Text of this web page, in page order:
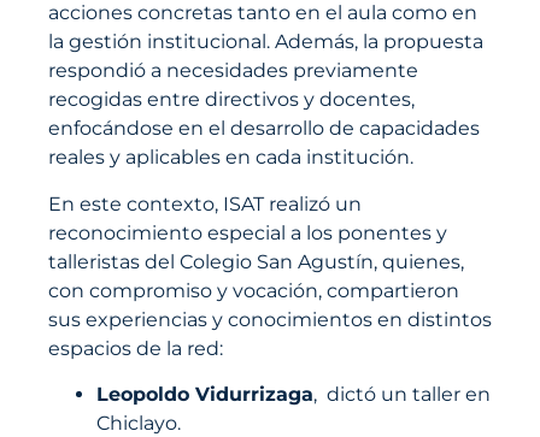
acciones concretas tanto en el aula como en
la gestión institucional. Además, la propuesta
respondió a necesidades previamente
recogidas entre directivos y docentes,
enfocándose en el desarrollo de capacidades
reales y aplicables en cada institución.
En este contexto, ISAT realizó un
reconocimiento especial a los ponentes y
talleristas del Colegio San Agustín, quienes,
con compromiso y vocación, compartieron
sus experiencias y conocimientos en distintos
espacios de la red:
Leopoldo Vidurrizaga, dictó un taller en
Chiclayo.